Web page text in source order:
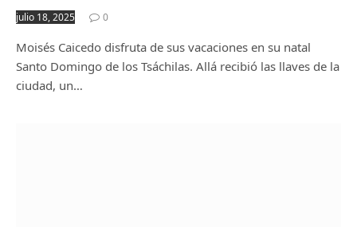
julio 18, 2025 0
Moisés Caicedo disfruta de sus vacaciones en su natal
Santo Domingo de los Tsáchilas. Allá recibió las llaves de la
ciudad, un…